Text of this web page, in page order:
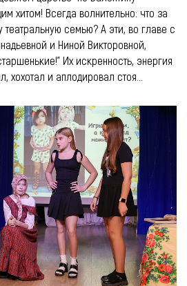
хитом! Всегда волнительно: что за
семью? А эти, во главе с
и Ниной Викторовной,
Их искренность, энергия
хохотал и аплодировал стоя...